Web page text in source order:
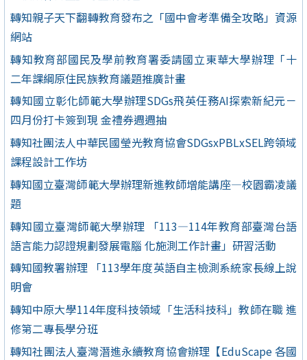
轉知親子天下翻轉教育發布之「國中會考準備全攻略」資源
網站
轉知教育部國民及學前教育署委請國立東華大學辦理「十
二年課綱原住民族教育議題推廣計畫
轉知國立彰化師範大學辦理SDGs飛英任務AI探索新紀元－
四月份打卡簽到現 金禮券週週抽
轉知社團法人中華民國瑩光教育協會SDGsxPBLxSEL跨領域
課程設計工作坊
轉知國立臺灣師範大學辦理新進教師增能講座—校園霸凌議
題
轉知國立臺灣師範大學辦理 「113—114年教育部臺灣台語
語言能力認證規劃發展電腦 化施測工作計畫」研習活動
轉知國教署辦理 「113學年度英語自主檢測系統家長線上說
明會
轉知中原大學114年度科技領域「生活科技科」教師在職 進
修第二專長學分班
轉知社團法人臺灣潛進永續教育協會辦理【EduScape 各國